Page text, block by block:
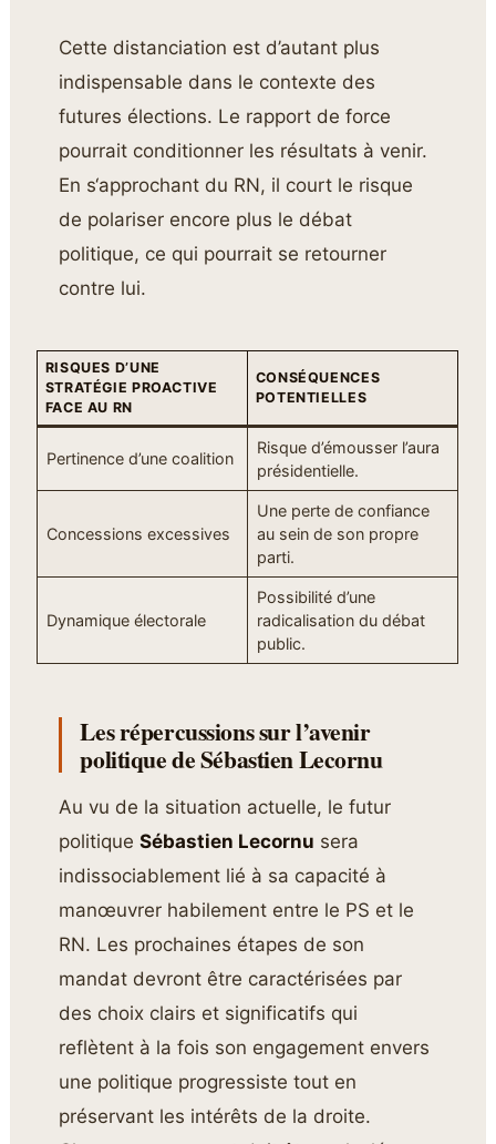
Cette distanciation est d’autant plus
indispensable dans le contexte des
futures élections. Le rapport de force
pourrait conditionner les résultats à venir.
En s‘approchant du RN, il court le risque
de polariser encore plus le débat
politique, ce qui pourrait se retourner
contre lui.
RISQUES D’UNE
STRATÉGIE PROACTIVE
FACE AU RN
CONSÉQUENCES
POTENTIELLES
Pertinence d’une coalition
Risque d’émousser l’aura
présidentielle.
Concessions excessives
Une perte de confiance
au sein de son propre
parti.
Dynamique électorale
Possibilité d’une
radicalisation du débat
public.
Les répercussions sur l’avenir
politique de Sébastien Lecornu
Au vu de la situation actuelle, le futur
politiqueSébastien Lecornu sera
indissociablement lié à sa capacité à
manœuvrer habilement entre le PS et le
RN. Les prochaines étapes de son
mandat devront être caractérisées par
des choix clairs et significatifs qui
reflètent à la fois son engagement envers
une politique progressiste tout en
préservant les intérêts de la droite.